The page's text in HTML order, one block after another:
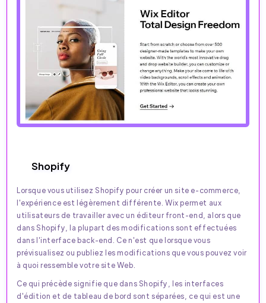
Shopify
Lorsque vous utilisez Shopify pour créer un site e-commerce,
l'expérience est légèrement différente. Wix permet aux
utilisateurs de travailler avec un éditeur front-end, alors que
dans Shopify, la plupart des modifications sont effectuées
dans l'interface back-end. Ce n'est que lorsque vous
prévisualisez ou publiez les modifications que vous pouvez voir
à quoi ressemble votre site Web.
Ce qui précède signifie que dans Shopify, les interfaces
d'édition et de tableau de bord sont séparées, ce qui est une